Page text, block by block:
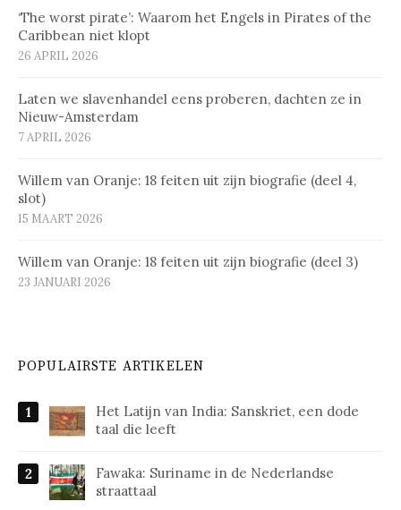
‘The worst pirate’: Waarom het Engels in Pirates of the
Caribbean niet klopt
26 APRIL 2026
Laten we slavenhandel eens proberen, dachten ze in
Nieuw-Amsterdam
7 APRIL 2026
Willem van Oranje: 18 feiten uit zijn biografie (deel 4,
slot)
15 MAART 2026
Willem van Oranje: 18 feiten uit zijn biografie (deel 3)
23 JANUARI 2026
POPULAIRSTE ARTIKELEN
Het Latijn van India: Sanskriet, een dode
taal die leeft
Fawaka: Suriname in de Nederlandse
straattaal